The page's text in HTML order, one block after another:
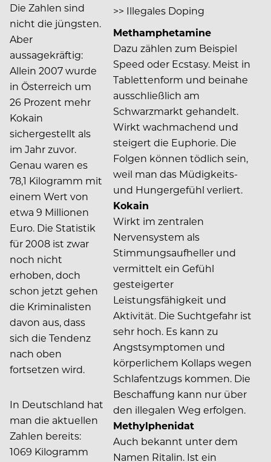
>> Illegales Doping
Methamphetamine
Dazu zählen zum Beispiel
Speed oder Ecstasy. Meist in
Tablettenform und beinahe
ausschließlich am
Schwarzmarkt gehandelt.
Wirkt wachmachend und
steigert die Euphorie. Die
Folgen können tödlich sein,
weil man das Müdigkeits-
und Hungergefühl verliert.
Kokain
Wirkt im zentralen
Nervensystem als
Stimmungsaufheller und
vermittelt ein Gefühl
gesteigerter
Leistungsfähigkeit und
Aktivität. Die Suchtgefahr ist
sehr hoch. Es kann zu
Angstsymptomen und
körperlichem Kollaps wegen
Schlafentzugs kommen. Die
Beschaffung kann nur über
den illegalen Weg erfolgen.
Methylphenidat
Auch bekannt unter dem
Namen Ritalin. Ist ein
Die Zahlen sind
nicht die jüngsten.
Aber
aussagekräftig:
Allein 2007 wurde
in Österreich um
26 Prozent mehr
Kokain
sichergestellt als
im Jahr zuvor.
Genau waren es
78,1 Kilogramm mit
einem Wert von
etwa 9 Millionen
Euro. Die Statistik
für 2008 ist zwar
noch nicht
erhoben, doch
schon jetzt gehen
die Kriminalisten
davon aus, dass
sich die Tendenz
nach oben
fortsetzen wird.
In Deutschland hat
man die aktuellen
Zahlen bereits:
1069 Kilogramm